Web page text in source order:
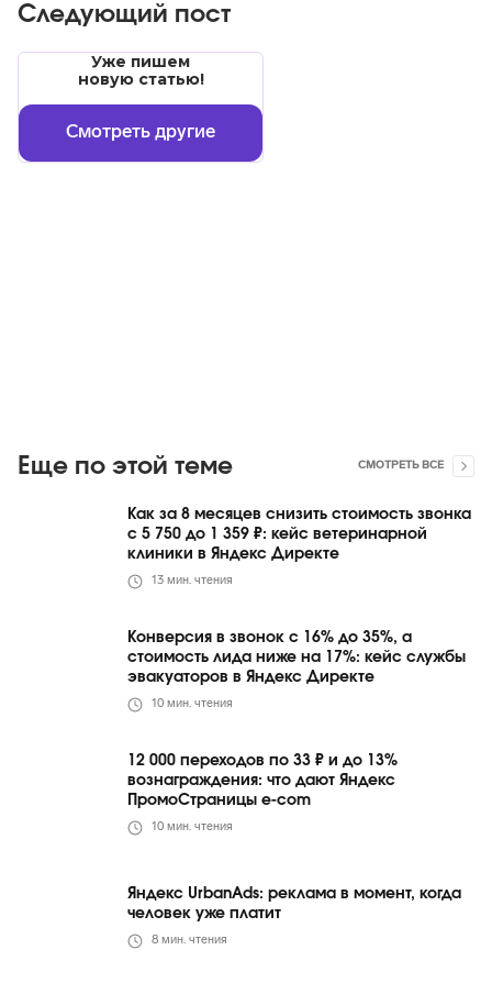
Следующий пост
Уже пишем
новую статью!
Смотреть другие
Еще по этой теме СМОТРЕТЬ ВСЕ
Как за 8 месяцев снизить стоимость звонка
с 5 750 до 1 359 ₽: кейс ветеринарной
клиники в Яндекс Директе
13 мин. чтения
Конверсия в звонок с 16% до 35%, а
стоимость лида ниже на 17%: кейс службы
эвакуаторов в Яндекс Директе
10 мин. чтения
12 000 переходов по 33 ₽ и до 13%
вознаграждения: что дают Яндекс
ПромоСтраницы e-com
10 мин. чтения
Яндекс UrbanAds: реклама в момент, когда
человек уже платит
8 мин. чтения